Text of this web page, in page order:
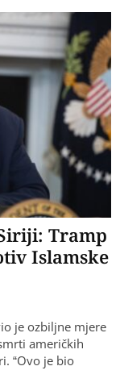
Tramp
Islamske
je ozbiljne mjere
američkih
“Ovo je bio